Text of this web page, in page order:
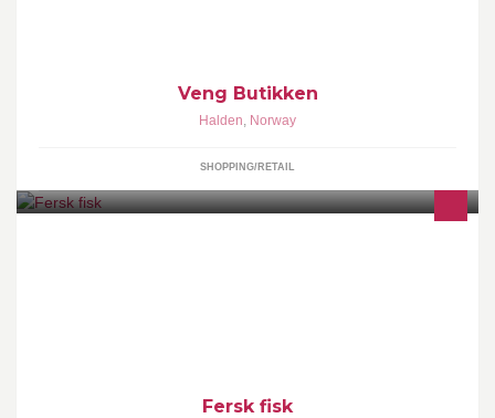
Veng Butikken
Halden, Norway
SHOPPING/RETAIL
Fersk fisk